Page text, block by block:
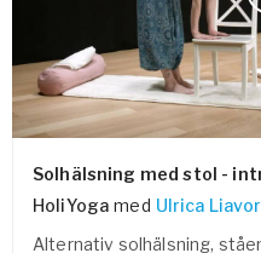
Solhälsning med stol -
HoliYoga med Ulrica Liavor
Alternativ solhälsning,